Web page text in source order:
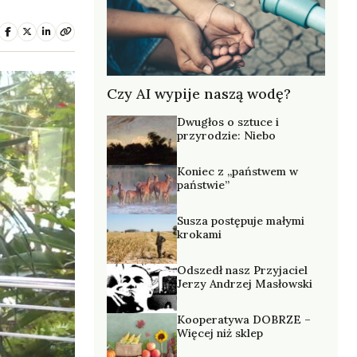
Czy AI wypije naszą wodę?
Dwugłos o sztuce i
przyrodzie: Niebo
Koniec z „państwem w
państwie”
Susza postępuje małymi
krokami
Odszedł nasz Przyjaciel
Jerzy Andrzej Masłowski
Kooperatywa DOBRZE –
Więcej niż sklep